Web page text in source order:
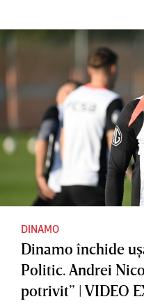
DINAMO
Dinamo închide
Politic. Andrei
potrivit” | VIDEO